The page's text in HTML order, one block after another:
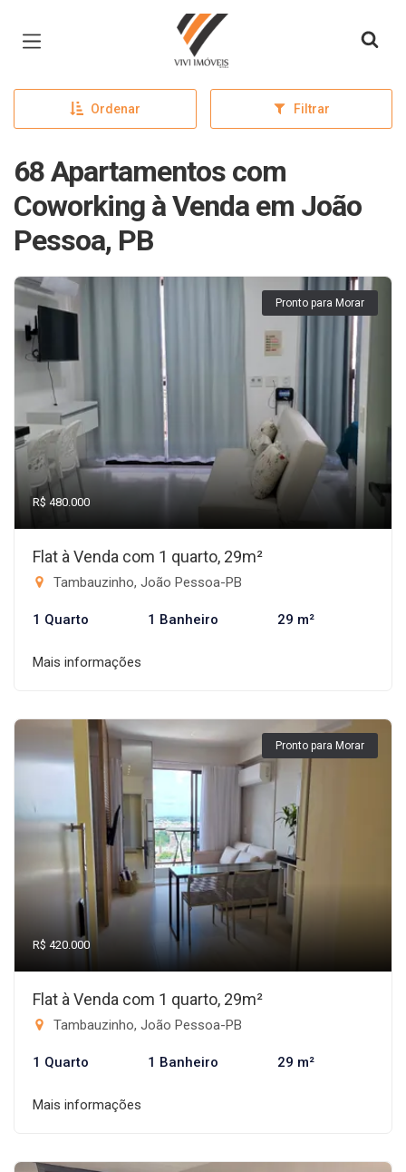
Página inicial
Ordenar Filtrar
68 Apartamentos com
Coworking à Venda em João
Pessoa, PB
Pronto para Morar
R$ 480.000
Flat à Venda com 1 quarto, 29m²
Tambauzinho, João Pessoa-PB
1 Quarto 1 Banheiro 29 m²
Mais informações
Pronto para Morar
R$ 420.000
Flat à Venda com 1 quarto, 29m²
Tambauzinho, João Pessoa-PB
1 Quarto 1 Banheiro 29 m²
Mais informações